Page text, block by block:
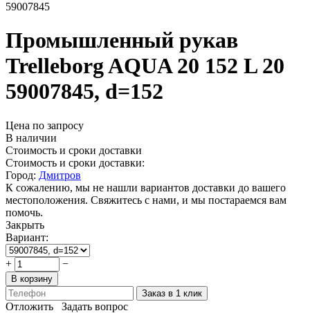
59007845
Промышленный рукав
Trelleborg AQUA 20 152 L 20
59007845, d=152
Цена по запросу
В наличии
Стоимость и сроки доставки
Стоимость и сроки доставки:
Город: Дмитров
К сожалению, мы не нашли вариантов доставки до вашего
местоположения. Свяжитесь с нами, и мы постараемся вам
помочь.
Закрыть
Вариант:
+ −
В корзину
Заказ в 1 клик
Отложить
Задать вопрос